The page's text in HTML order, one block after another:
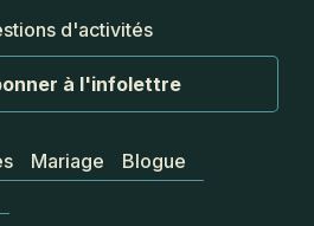
d'activités
à l'infolettre
Mariage
Blogue